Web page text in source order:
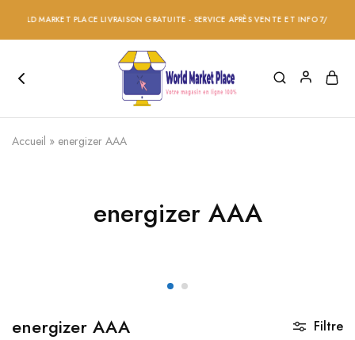
WORLD MARKET PLACE LIVRAISON GRATUITE - SERVICE APRÈS VENTE ET INFO 7/24 -
Accueil » energizer AAA
energizer AAA
energizer AAA Filtre